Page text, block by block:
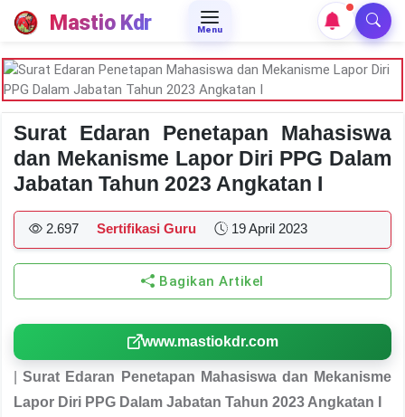
Mastio Kdr Menu
Surat Edaran Penetapan Mahasiswa
dan Mekanisme Lapor Diri PPG Dalam
Jabatan Tahun 2023 Angkatan I
2.697 Sertifikasi Guru 19 April 2023
Bagikan Artikel
www.mastiokdr.com
|Surat Edaran Penetapan Mahasiswa dan Mekanisme
Lapor Diri PPG Dalam Jabatan Tahun 2023 Angkatan I